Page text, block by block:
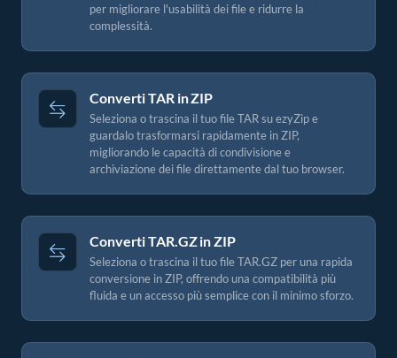
per migliorare l'usabilità dei file e ridurre la
complessità.
Converti TAR in ZIP
Seleziona o trascina il tuo file TAR su ezyZip e
guardalo trasformarsi rapidamente in ZIP,
migliorando le capacità di condivisione e
archiviazione dei file direttamente dal tuo browser.
Converti TAR.GZ in ZIP
Seleziona o trascina il tuo file TAR.GZ per una rapida
conversione in ZIP, offrendo una compatibilità più
fluida e un accesso più semplice con il minimo sforzo.